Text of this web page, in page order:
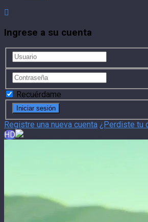
Ingrese a su cuenta
Recuérdame
Registre una nueva cuenta ¿Perdiste tu
HD